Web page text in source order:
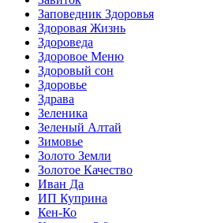
Заповедник Здоровья
Здоровая Жизнь
Здороведа
Здоровое Меню
Здоровый сон
Здоровье
Здрава
Зеленика
Зеленый Алтай
Зимовье
Золото Земли
Золотое Качество
Иван Да
ИП Куприна
Кен-Ко